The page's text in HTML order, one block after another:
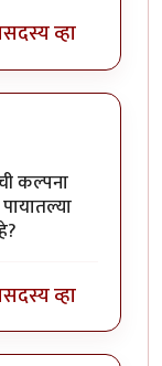
सदस्य व्हा
कल्पना
सदस्य व्हा